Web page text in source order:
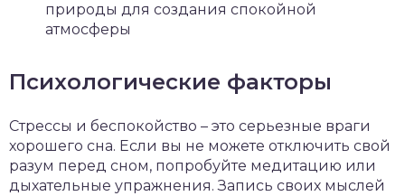
природы для создания спокойной
атмосферы
Психологические факторы
Стрессы и беспокойство – это серьезные враги
хорошего сна. Если вы не можете отключить свой
разум перед сном, попробуйте медитацию или
дыхательные упражнения. Запись своих мыслей